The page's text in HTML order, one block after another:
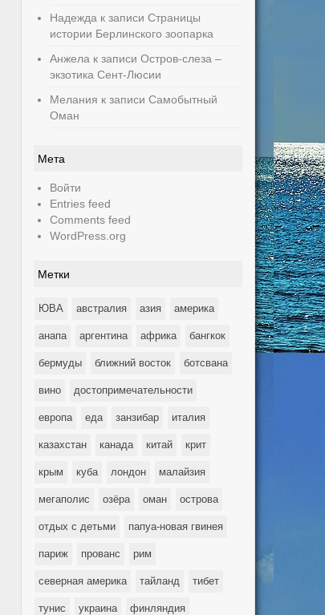
Надежда к записи Страницы
истории Берлинского зоопарка
Анжела к записи Остров-слеза –
экзотика Сент-Люсии
Мелания к записи Самобытный
Оман
Мета
Войти
Entries feed
Comments feed
WordPress.org
Метки
ЮВА австралия азия америка
анапа аргентина африка бангкок
бермуды ближний восток ботсвана
вино достопримечательности
европа еда занзибар италия
казахстан канада китай крит
крым куба лондон малайзия
мегаполис озёра оман острова
отдых с детьми папуа-новая гвинея
париж прованс рим
северная америка тайланд тибет
тунис украина финляндия